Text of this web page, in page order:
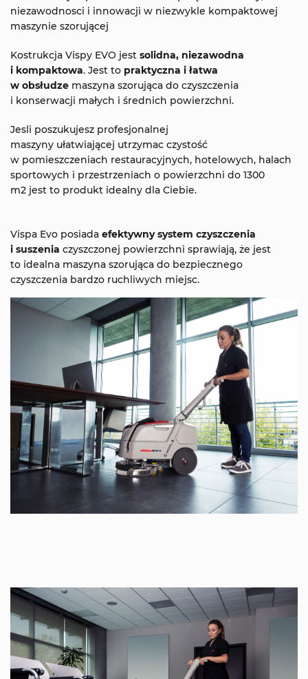
niezawodnosci i innowacji w niezwykle kompaktowej
maszynie szorującej
Kostrukcja Vispy EVO jest solidna, niezawodna
i kompaktowa. Jest to praktyczna i łatwa
w obsłudze maszyna szorująca do czyszczenia
i konserwacji małych i średnich powierzchni.
Jesli poszukujesz profesjonalnej
maszyny ułatwiającej utrzymac czystość
w pomieszczeniach restauracyjnych, hotelowych, halach
sportowych i przestrzeniach o powierzchni do 1300
m2 jest to produkt idealny dla Ciebie.
Vispa Evo posiada efektywny system czyszczenia
i suszenia czyszczonej powierzchni sprawiają, że jest
to idealna maszyna szorująca do bezpiecznego
czyszczenia bardzo ruchliwych miejsc.